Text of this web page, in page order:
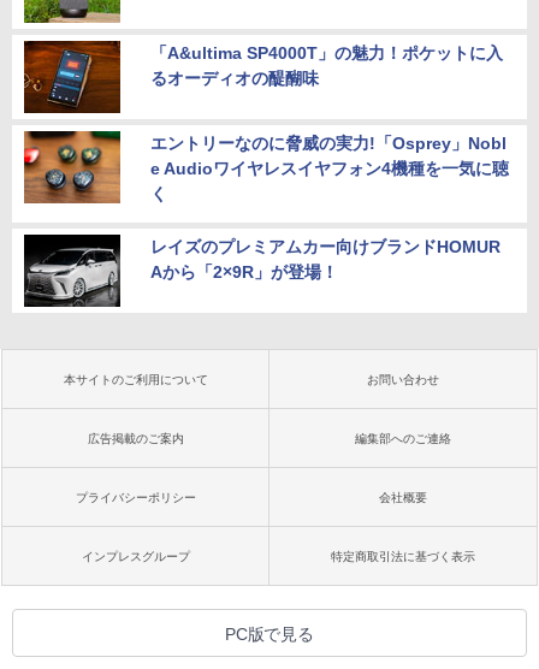
「A&ultima SP4000T」の魅力！ポケットに入
るオーディオの醍醐味
エントリーなのに脅威の実力!「Osprey」Nobl
e Audioワイヤレスイヤフォン4機種を一気に聴
く
レイズのプレミアムカー向けブランドHOMUR
Aから「2×9R」が登場！
本サイトのご利用について お問い合わせ
広告掲載のご案内 編集部へのご連絡
プライバシーポリシー 会社概要
インプレスグループ 特定商取引法に基づく表示
PC版で見る